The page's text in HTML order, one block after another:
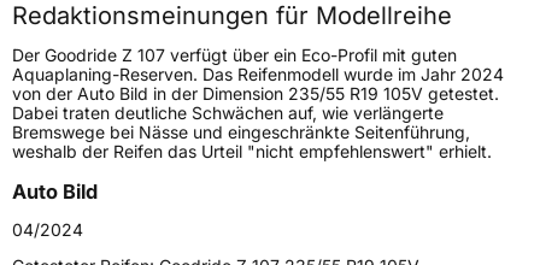
Höchstgeschwindigkeit
270 km/h
Lastindex91
Höchstlast615 kg
Fahrzeugtyp
VerwendungSommerreifen
Redaktionsmeinungen für Modellreihe
Der Goodride Z 107 verfügt über ein Eco-Profil mit guten
Aquaplaning-Reserven. Das Reifenmodell wurde im Jahr 2024
von der Auto Bild in der Dimension 235/55 R19 105V getestet.
Dabei traten deutliche Schwächen auf, wie verlängerte
Bremswege bei Nässe und eingeschränkte Seitenführung,
weshalb der Reifen das Urteil "nicht empfehlenswert" erhielt.
Auto Bild
04/2024